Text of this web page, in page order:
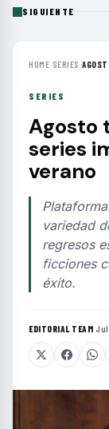
SIGUIENTE
HOME› SERIES ›
SERIES
Agosto
series
verano
variedad
regresos
ficciones
éxito.
EDITORIAL TEAM·Jul